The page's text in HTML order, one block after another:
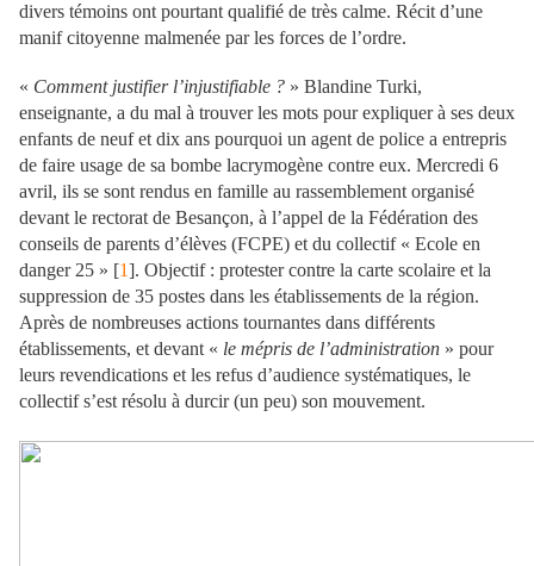
divers témoins ont pourtant qualifié de très calme. Récit d’une
manif citoyenne malmenée par les forces de l’ordre.
« Comment justifier l’injustifiable ? » Blandine Turki,
enseignante, a du mal à trouver les mots pour expliquer à ses deux
enfants de neuf et dix ans pourquoi un agent de police a entrepris
de faire usage de sa bombe lacrymogène contre eux. Mercredi 6
avril, ils se sont rendus en famille au rassemblement organisé
devant le rectorat de Besançon, à l’appel de la Fédération des
conseils de parents d’élèves (FCPE) et du collectif « Ecole en
danger 25 » [1]. Objectif : protester contre la carte scolaire et la
suppression de 35 postes dans les établissements de la région.
Après de nombreuses actions tournantes dans différents
établissements, et devant « le mépris de l’administration » pour
leurs revendications et les refus d’audience systématiques, le
collectif s’est résolu à durcir (un peu) son mouvement.